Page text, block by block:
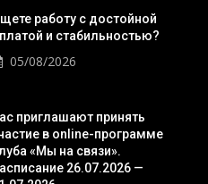
работу с достойной
и стабильностью?
05/08/2026
приглашают принять
в online-программе
«Мы на связи».
26.07.2026 —